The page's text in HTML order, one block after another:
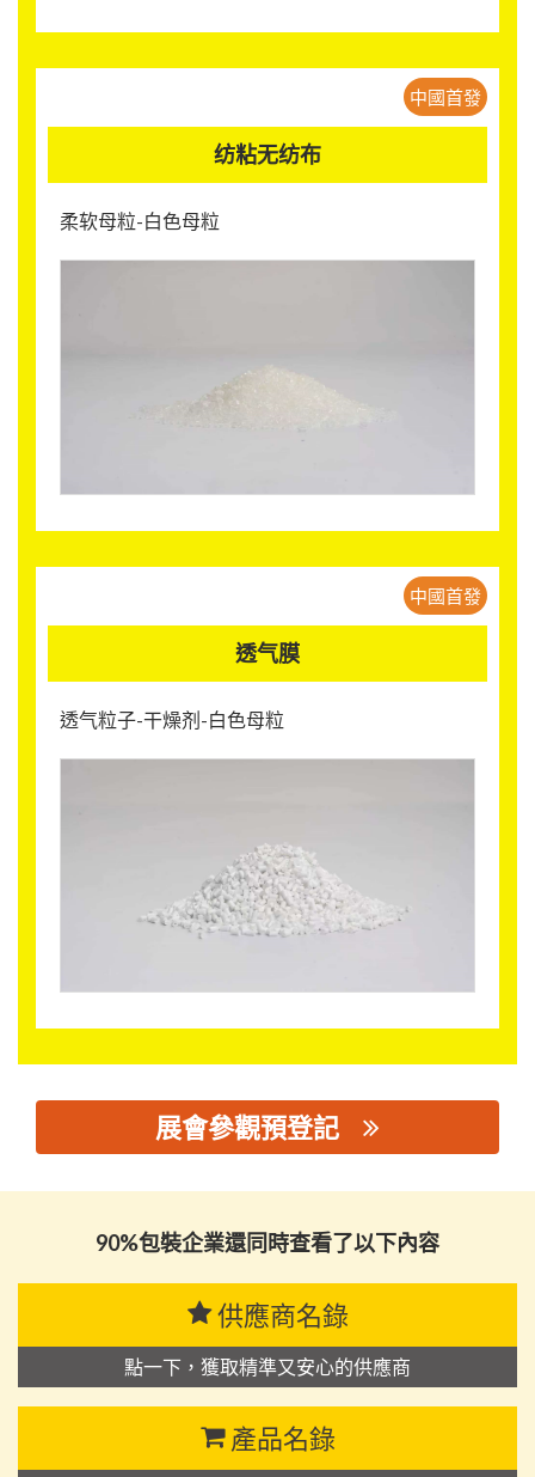
中國首發
纺粘无纺布
柔软母粒-白色母粒
中國首發
透气膜
透气粒子-干燥剂-白色母粒
展會參觀預登記
90%包裝企業還同時查看了以下內容
供應商名錄
點一下，獲取精準又安心的供應商
產品名錄